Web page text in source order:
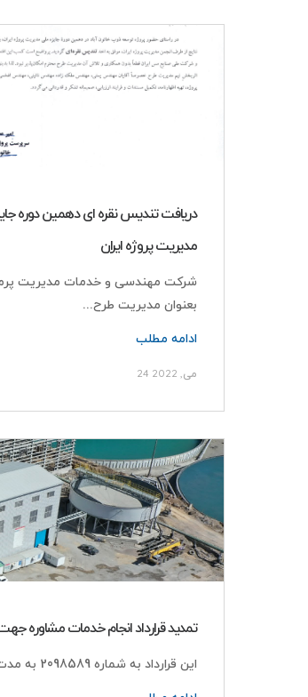
دریافت تندیس نقره ای دهمین دوره
مدیریت پروژه ایران
شرکت مهندسی و خدمات مدیریت
بعنوان مدیریت طرح...
ادامه مطلب
24 می, 2022
تمدید قرارداد انجام خدمات مشاوره
این قرارداد به شماره 2098589 به مدت یکسال تا پایان...
پرمان پویش
صفحه اصلی
مدیران مجموعه
درباره ما
خدمات
اخبار